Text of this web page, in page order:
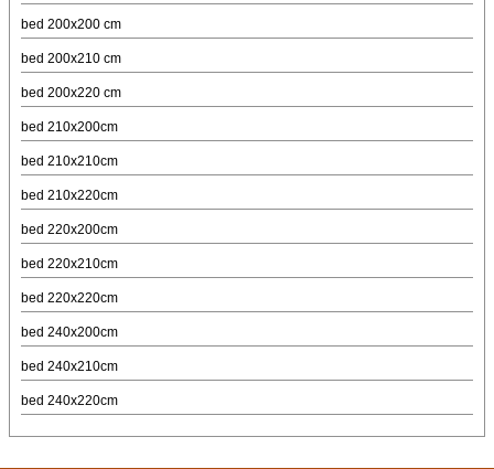
bed 200x200 cm
bed 200x210 cm
bed 200x220 cm
bed 210x200cm
bed 210x210cm
bed 210x220cm
bed 220x200cm
bed 220x210cm
bed 220x220cm
bed 240x200cm
bed 240x210cm
bed 240x220cm